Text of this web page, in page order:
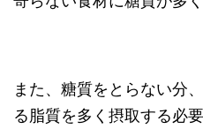
また、糖質をとらない分
る脂質を多く摂取する必